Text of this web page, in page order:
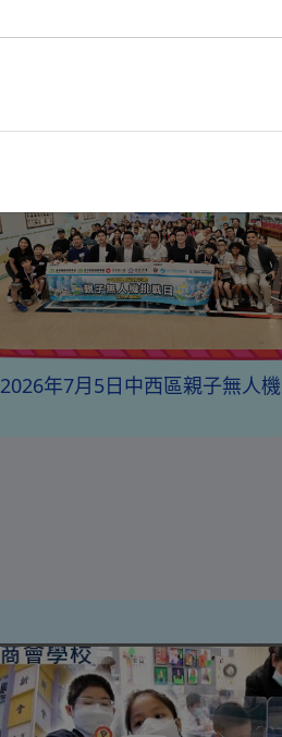
2026年7月5日中西區親子無人機